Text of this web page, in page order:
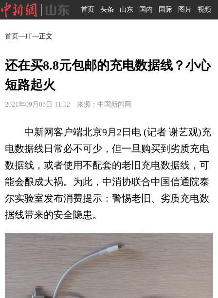
首页 头条 山东 国内 国际 图片 视频
首页—IT—正文
还在买8.8元包邮的充电数据线？小心
短路起火
2021年09月03日 11:12 来源：中国新闻网
中新网客户端北京9月2日电 (记者 谢艺观)充
电数据线日常必不可少，但一旦购买到劣质充电
数据线，或者使用不配套的老旧充电数据线，可
能会酿成大祸。为此，中消协联合中国信通院泰
尔实验室发布消费提示：警惕老旧、劣质充电数
据线带来的安全隐患。